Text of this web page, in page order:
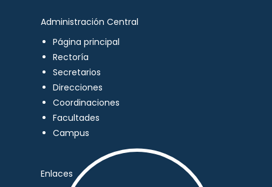
Administración Central
Página principal
Rectoría
Secretarios
Direcciones
Coordinaciones
Facultades
Campus
Enlaces